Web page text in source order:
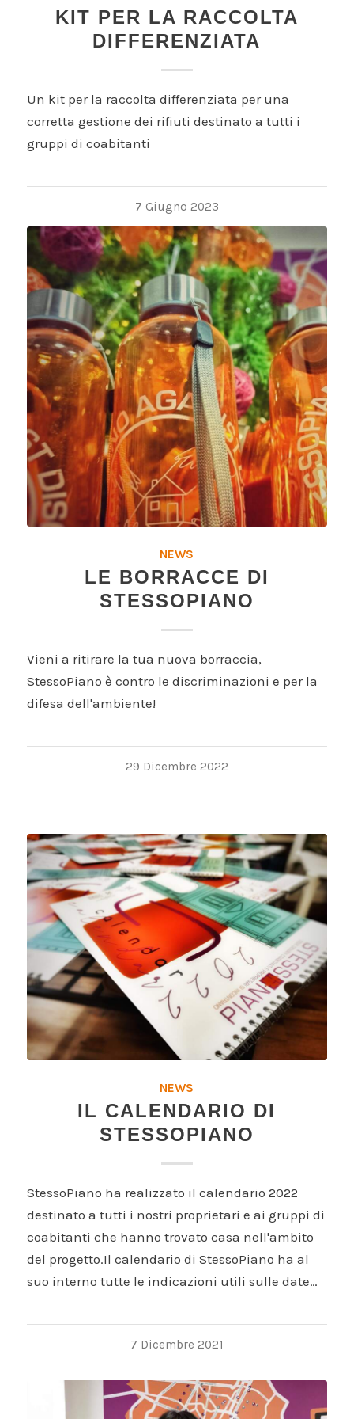
KIT PER LA RACCOLTA
DIFFERENZIATA
Un kit per la raccolta differenziata per una
corretta gestione dei rifiuti destinato a tutti i
gruppi di coabitanti
7 Giugno 2023
NEWS
LE BORRACCE DI
STESSOPIANO
Vieni a ritirare la tua nuova borraccia,
StessoPiano è contro le discriminazioni e per la
difesa dell'ambiente!
29 Dicembre 2022
NEWS
IL CALENDARIO DI
STESSOPIANO
StessoPiano ha realizzato il calendario 2022
destinato a tutti i nostri proprietari e ai gruppi di
coabitanti che hanno trovato casa nell'ambito
del progetto.Il calendario di StessoPiano ha al
suo interno tutte le indicazioni utili sulle date…
7 Dicembre 2021